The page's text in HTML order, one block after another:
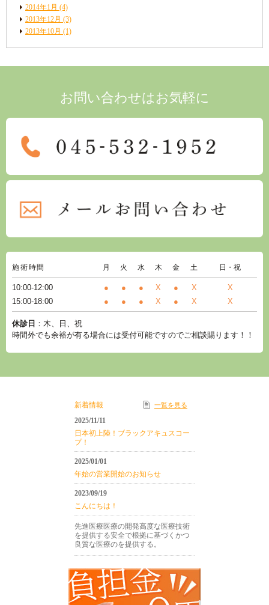
2014年1月 (4)
2013年12月 (3)
2013年10月 (1)
お問い合わせはお気軽に
施術時間 月 火 水 木 金 土 日・祝
10:00-12:00 ● ● ● X ● X
X
15:00-18:00
● ● ● X ● X X
休診日 ：木、日、祝
時間外でも余裕が有る場合には受付可能ですのでご相談賜ります！！
新着情報 一覧を見る
2025/11/11
日本初上陸！ブラックアキュスコー
プ！
2025/01/01
年始の営業開始のお知らせ
2023/09/19
こんにちは！
先進医療医療の開発高度な医療技術
を提供する安全で根拠に基づくかつ
良質な医療のを提供する。